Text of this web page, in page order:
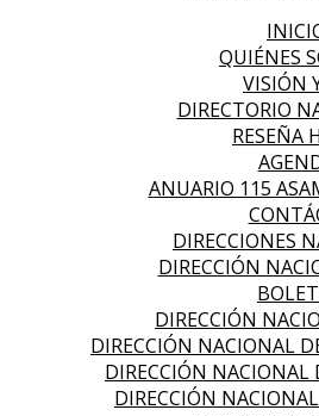
QUIÉNES
VISIÓN
DIRECTORIO
RESEÑA
ANUARIO 115
DIRECCIONES
DIRECCIÓN
DIRECCIÓN
DIRECCIÓN NACIONAL
DIRECCIÓN
DIRECCIÓN